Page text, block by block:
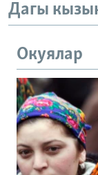
Дагы
Окуялар